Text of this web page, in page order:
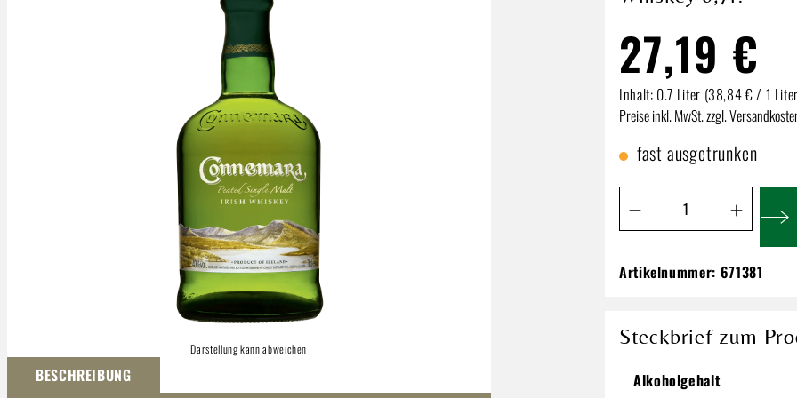
Darstellung kann abweichen
BESCHREIBUNG
27,19 €
Inhalt: 0.7 Liter (38,84 € / 1
Preise inkl. MwSt. zzgl.
fast ausgetrunken
Produkt Anzahl: Gib
Connemara
27,19 €
Preise inkl. MwSt. zzgl. Versandkosten
Artikelnummer: 671381
Steckbrief zum
Alkoholgehalt